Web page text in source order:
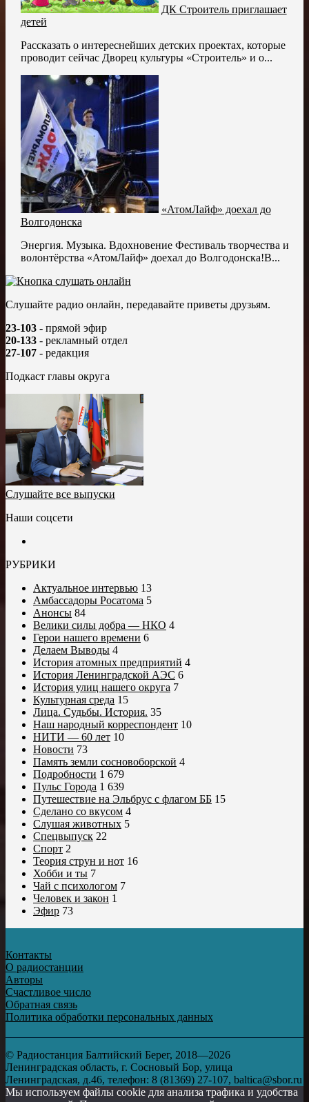
ДК Строитель приглашает
детей
Рассказать о интереснейших детских проектах, которые
проводит сейчас Дворец культуры «Строитель» и о...
«АтомЛайф» доехал до
Волгодонска
Энергия. Музыка. Вдохновение Фестиваль творчества и
волонтёрства «АтомЛайф» доехал до Волгодонска!В...
Слушайте радио онлайн, передавайте приветы друзьям.
23-103 - прямой эфир
20-133 - рекламный отдел
27-107 - редакция
Подкаст главы округа
Слушайте все выпуски
Наши соцсети
РУБРИКИ
Актуальное интервью 13
Амбассадоры Росатома 5
Анонсы 84
Велики силы добра — НКО 4
Герои нашего времени 6
Делаем Выводы 4
История атомных предприятий 4
История Ленинградской АЭС 6
История улиц нашего округа 7
Культурная среда 15
Лица. Судьбы. История. 35
Наш народный корреспондент 10
НИТИ — 60 лет 10
Новости 73
Память земли сосновоборской 4
Подробности 1 679
Пульс Города 1 639
Путешествие на Эльбрус с флагом ББ 15
Сделано со вкусом 4
Слушая животных 5
Спецвыпуск 22
Спорт 2
Теория струн и нот 16
Хобби и ты 7
Чай с психологом 7
Человек и закон 1
Эфир 73
Контакты
О радиостанции
Авторы
Счастливое число
Обратная связь
Политика обработки персональных данных
© Радиостанция Балтийский Берег, 2018—2026
Ленинградская область, г. Сосновый Бор, улица
Ленинградская, д.46, телефон: 8 (81369) 27-107, baltica@sbor.ru
Мы используем файлы cookie для анализа трафика и удобства